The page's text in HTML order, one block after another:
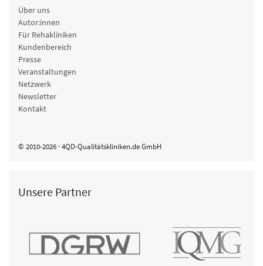
Über uns
Autor:innen
Für Rehakliniken
Kundenbereich
Presse
Veranstaltungen
Netzwerk
Newsletter
Kontakt
© 2010-2026 · 4QD-Qualitätskliniken.de GmbH
Unsere Partner